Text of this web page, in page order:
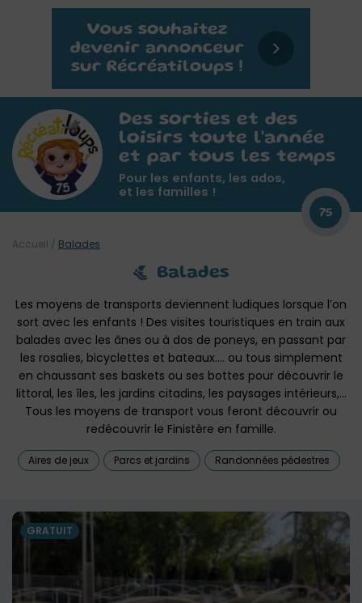
Des sorties et des
loisirs toute l'année
et par tous les temps
Pour les enfants, les ados,
et les familles !
75
Balades
Les moyens de transports deviennent ludiques lorsque l’on
sort avec les enfants ! Des visites touristiques en train aux
balades avec les ânes ou à dos de poneys, en passant par
les rosalies, bicyclettes et bateaux…. ou tous simplement
en chaussant ses baskets ou ses bottes pour découvrir le
littoral, les îles, les jardins citadins, les paysages intérieurs,…
Tous les moyens de transport vous feront découvrir ou
redécouvrir le Finistère en famille.
Aires de jeux Parcs et jardins Randonnées pédestres
Accueil / Balades
GRATUIT